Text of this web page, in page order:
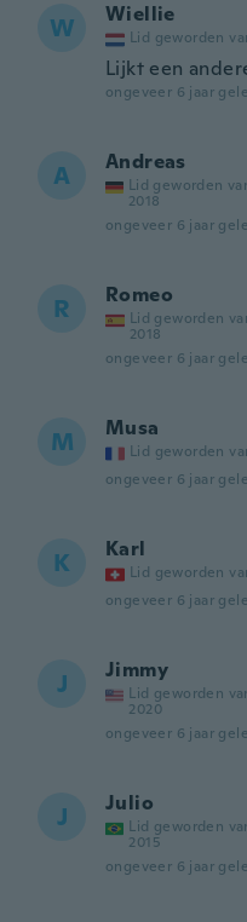
W Wiellie
Lid geworden
Lijkt een
ongeveer 6 jaar
A Andreas
Lid geworden
2018
ongeveer 6 jaar
R Romeo
Lid geworden
2018
ongeveer 6 jaar
M Musa
Lid geworden
ongeveer 6 jaar
K Karl
Lid geworden
ongeveer 6 jaar
J Jimmy
Lid geworden
2020
ongeveer 6 jaar
J Julio
Lid geworden
2015
ongeveer 6 jaar